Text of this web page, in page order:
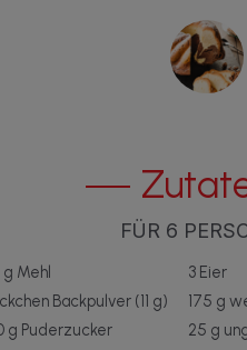
FÜR 6
g Mehl
Backpulver (11 g)
g Puderzucker
3 Eier
175 g
25 g